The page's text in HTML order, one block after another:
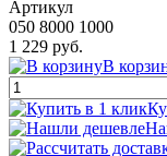
Артикул
050 8000 1000
1 229 руб.
В